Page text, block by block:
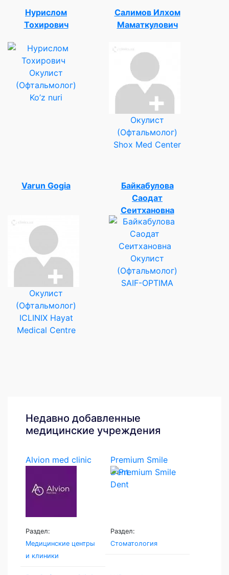
Нурислом
Тохирович
Окулист
(Офтальмолог)
Ko’z nuri
Салимов Илхом
Маматкулович
Окулист
(Офтальмолог)
Shox Med Center
Varun Gogia
Окулист
(Офтальмолог)
ICLINIX Hayat
Medical Centre
Байкабулова
Саодат
Сеитхановна
Окулист
(Офтальмолог)
SAIF-OPTIMA
Недавно добавленные
медицинские учреждения
Alvion med clinic
Раздел:
Медицинские центры
и клиники
Premium Smile
Dent
Раздел:
Стоматология